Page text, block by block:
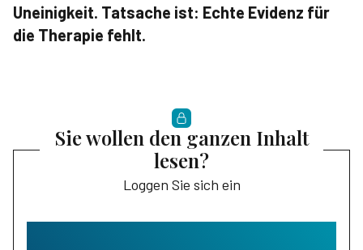
Uneinigkeit. Tatsache ist: Echte Evidenz für
die Therapie fehlt.
Sie wollen den ganzen Inhalt
lesen?
Loggen Sie sich ein